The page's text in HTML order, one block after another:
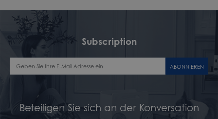
Subscription
ABONNIEREN
Beteiligen Sie sich an der Konversation